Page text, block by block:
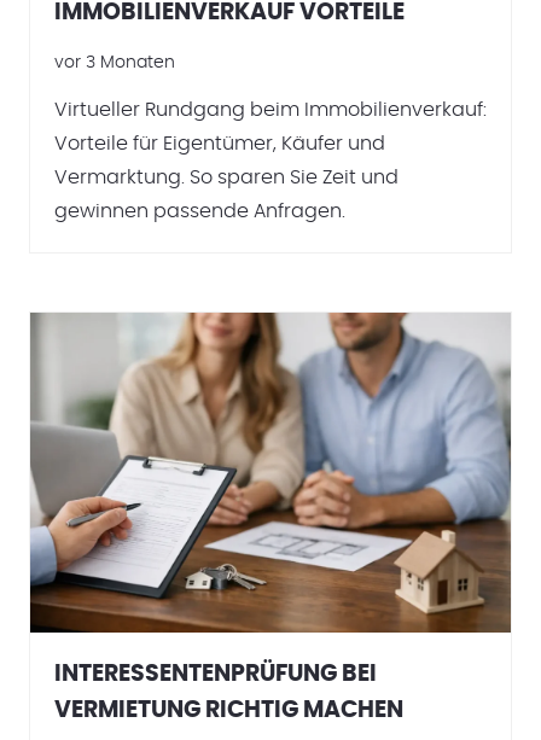
IMMOBILIENVERKAUF VORTEILE
vor 3 Monaten
Virtueller Rundgang beim Immobilienverkauf:
Vorteile für Eigentümer, Käufer und
Vermarktung. So sparen Sie Zeit und
gewinnen passende Anfragen.
INTERESSENTENPRÜFUNG BEI
VERMIETUNG RICHTIG MACHEN